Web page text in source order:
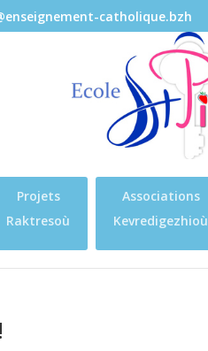
catholique.bzh
Projets
Raktresoù
Associations
Kevredigezhioù